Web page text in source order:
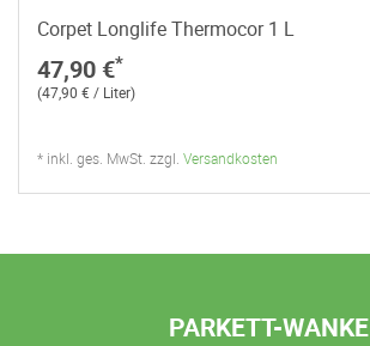
Corpet Longlife Thermocor 1 L
47,90 €*
(47,90 € / Liter)
* inkl. ges. MwSt. zzgl. Versandkosten
PARKETT-WANKE